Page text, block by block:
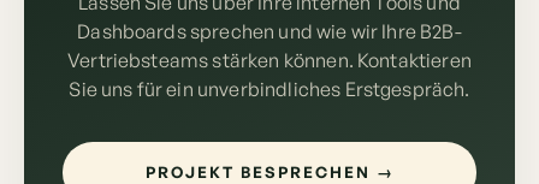
Dashboards sprechen und wie wir Ihre B2B-
Vertriebsteams stärken können. Kontaktieren
Sie uns für ein unverbindliches Erstgespräch.
PROJEKT BESPRECHEN →